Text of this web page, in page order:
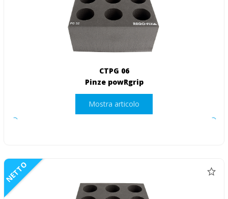
CTPG 06
Pinze powRgrip
Mostra articolo
NETTO